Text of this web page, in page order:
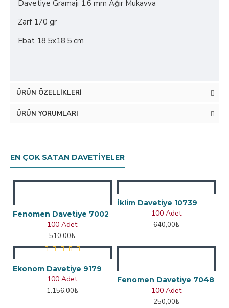
Davetiye Gramajı 1.6 mm Ağır Mukavva
Zarf 170 gr
Ebat 18,5x18,5 cm
ÜRÜN ÖZELLIKLERI
ÜRÜN YORUMLARI
EN ÇOK SATAN DAVETIYELER
Fenomen Davetiye 7002
100 Adet
510,00₺
İklim Davetiye 10739
100 Adet
640,00₺
Ekonom Davetiye 9179
100 Adet
1.156,00₺
Fenomen Davetiye 7048
100 Adet
250,00₺